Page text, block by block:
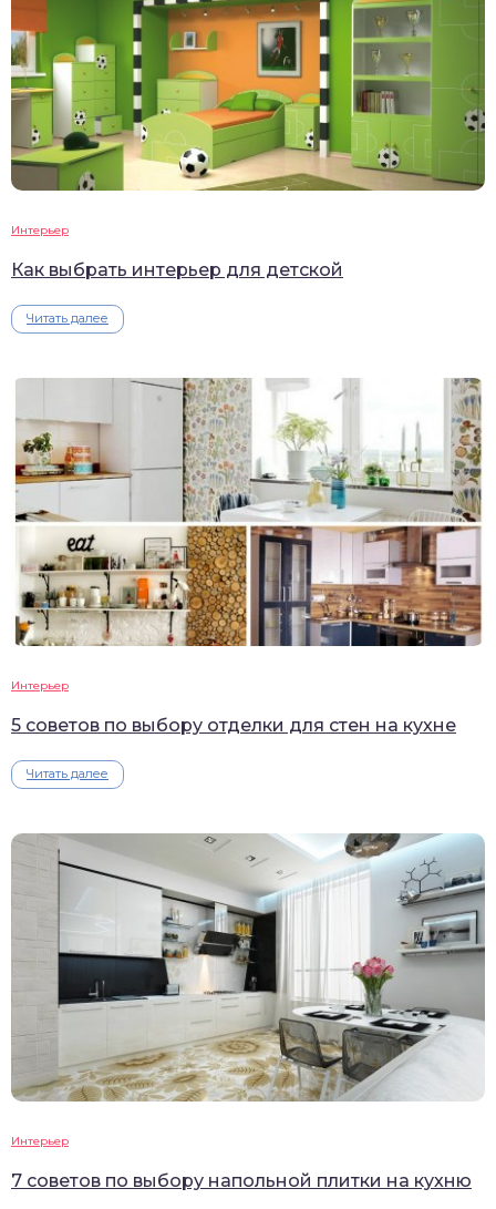
Интерьер
Как выбрать интерьер для детской
Читать далее
Интерьер
5 советов по выбору отделки для стен на кухне
Читать далее
Интерьер
7 советов по выбору напольной плитки на кухню